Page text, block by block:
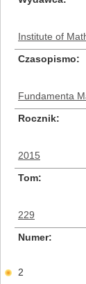
Institute of
Czasopismo
Fundamenta
Rocznik
2015
Tom
229
Numer
2